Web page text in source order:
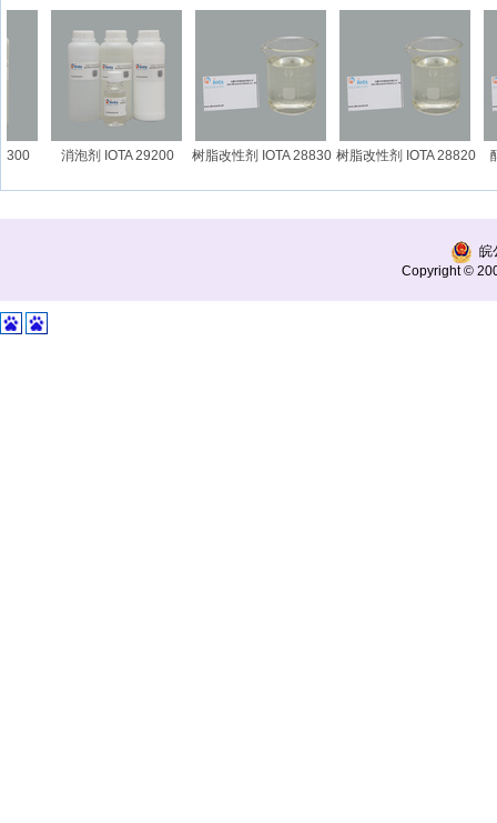
消泡剂 IOTA 29200 树脂改性剂 IOTA 28830 树脂改性剂 IOTA 28820
醇
皖
Copyright ©